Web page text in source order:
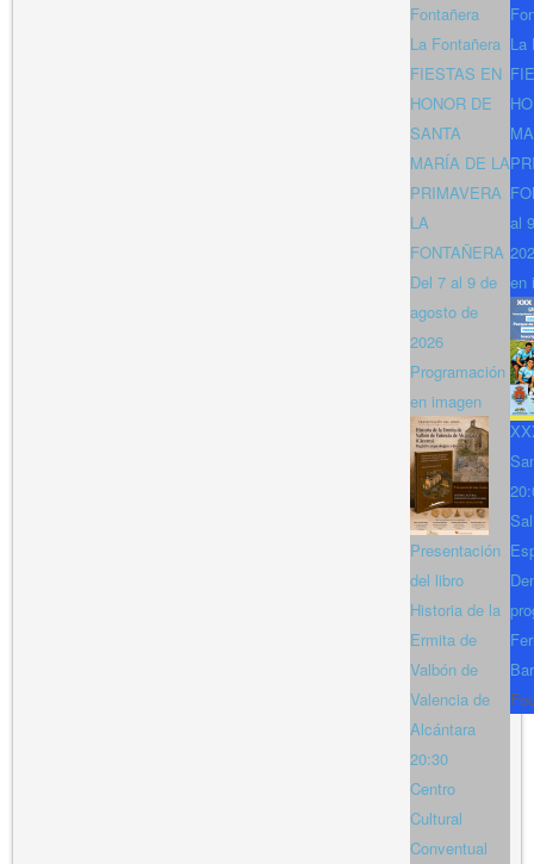
Fontañera
La Fontañera
FIESTAS EN
HONOR DE
SANTA
MARÍA DE LA
PRIMAVERA
LA
FONTAÑERA
Del 7 al 9 de
agosto de
2026
Programación
en imagen
Presentación
del libro
Historia de la
Ermita de
Valbón de
Valencia de
Alcántara
20:30
Centro
Cultural
Conventual
La
al
en